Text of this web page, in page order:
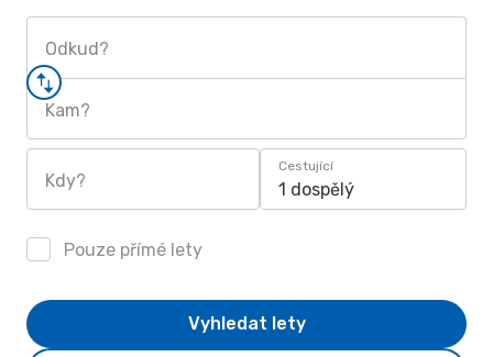
Odkud?
Kam?
Kdy?
Cestující
1 dospělý
Pouze přímé lety
Vyhledat lety